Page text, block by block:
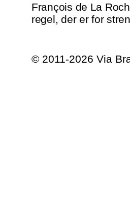
François de La
regel, der er for
© 2011-2026 Via